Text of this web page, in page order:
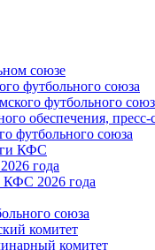
союзе
футбольного союза
футбольного
обеспечения, пресс-
футбольного союза
КФС
года
КФС 2026 года
союза
комитет
комитет